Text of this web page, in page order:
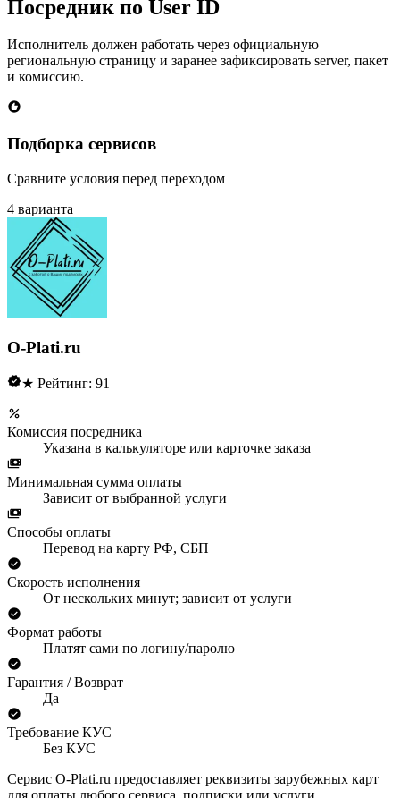
Посредник по User ID
Исполнитель должен работать через официальную
региональную страницу и заранее зафиксировать server, пакет
и комиссию.
Подборка сервисов
Сравните условия перед переходом
4 варианта
O-Plati.ru
★ Рейтинг: 91
Комиссия посредника
Указана в калькуляторе или карточке заказа
Минимальная сумма оплаты
Зависит от выбранной услуги
Способы оплаты
Перевод на карту РФ, СБП
Скорость исполнения
От нескольких минут; зависит от услуги
Формат работы
Платят сами по логину/паролю
Гарантия / Возврат
Да
Требование КУС
Без КУС
Сервис O-Plati.ru предоставляет реквизиты зарубежных карт